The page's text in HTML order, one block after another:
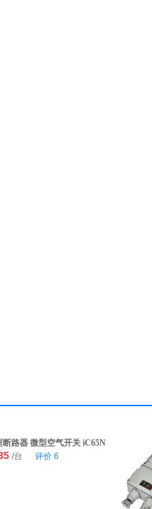
断路器 微型空气开关 iC65N
/台 评价 6